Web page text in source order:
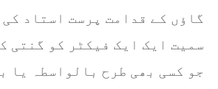
گاؤں کے قدامت پرست استاد
سمیت ایک ایک فیکٹر کو گنتی
جو کسی بھی طرح بالواسطہ یا